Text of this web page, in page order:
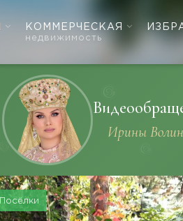
КОММЕРЧЕСКАЯ
недвижимость
Ирины
Посёлки